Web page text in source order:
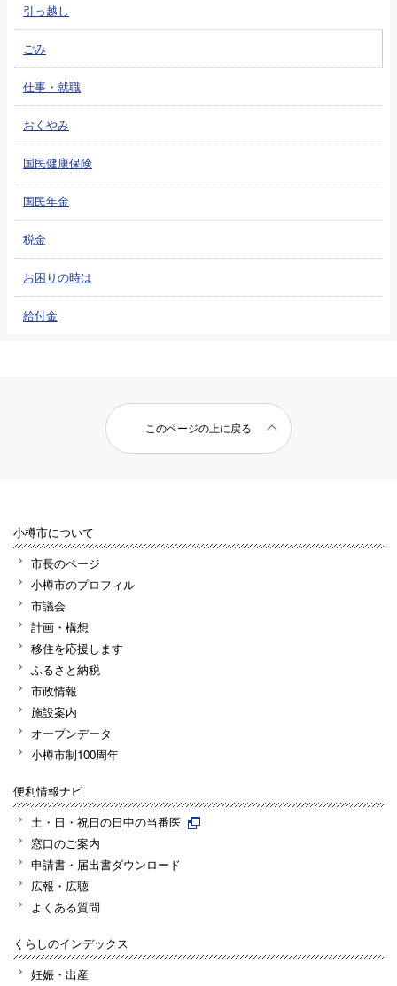
引っ越し
ごみ
仕事・就職
おくやみ
国民健康保険
国民年金
税金
お困りの時は
給付金
このページの上に戻る
小樽市について
市長のページ
小樽市のプロフィル
市議会
計画・構想
移住を応援します
ふるさと納税
市政情報
施設案内
オープンデータ
小樽市制100周年
便利情報ナビ
土・日・祝日の日中の当番医
窓口のご案内
申請書・届出書ダウンロード
広報・広聴
よくある質問
くらしのインデックス
妊娠・出産